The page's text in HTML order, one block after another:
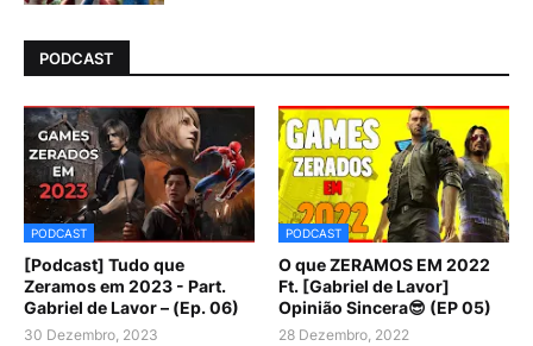
PODCAST
PODCAST
[Podcast] Tudo que
Zeramos em 2023 - Part.
Gabriel de Lavor – (Ep. 06)
30 Dezembro, 2023
PODCAST
O que ZERAMOS EM 2022
Ft. [Gabriel de Lavor]
Opinião Sincera😎 (EP 05)
28 Dezembro, 2022